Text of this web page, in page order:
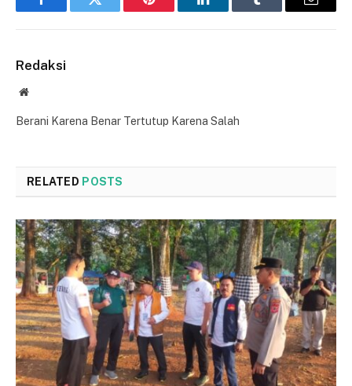
FacebookTwitter Pinterest LinkedInTumblr Email
Redaksi
Website
Berani Karena Benar Tertutup Karena Salah
RELATED POSTS